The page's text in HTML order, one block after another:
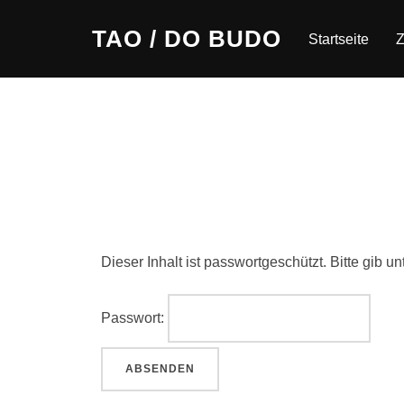
TAO / DO BUDO Startseite
Dieser Inhalt ist passwortgeschützt. Bitte gib
Passwort: